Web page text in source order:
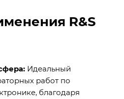
R&S
Идеальный
работ по
благодаря